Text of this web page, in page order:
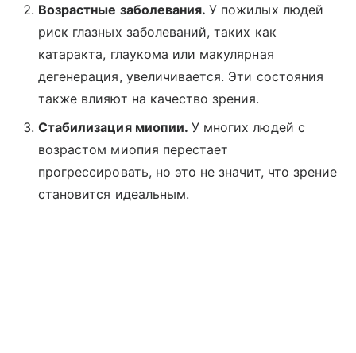
Возрастные заболевания.У пожилых людей
риск глазных заболеваний, таких как
катаракта, глаукома или макулярная
дегенерация, увеличивается. Эти состояния
также влияют на качество зрения.
Стабилизация миопии.У многих людей с
возрастом миопия перестает
прогрессировать, но это не значит, что зрение
становится идеальным.